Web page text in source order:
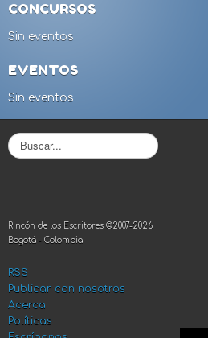
CONCURSOS
Sin eventos
EVENTOS
Sin eventos
B
u
r
.
.
Rincón de los Escritores ©2007-2026
Bogotá - Colombia
RSS
Publicar con nosotros
Acerca
Políticas